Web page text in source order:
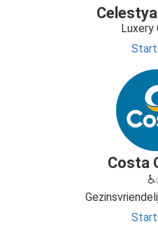
Luxery
Start
Costa
Start